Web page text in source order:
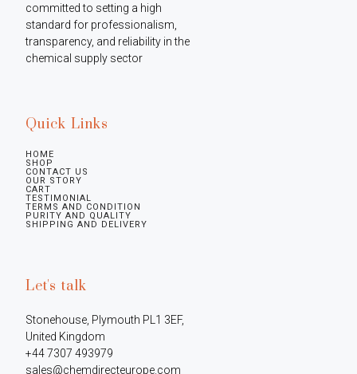
committed to setting a high
standard for professionalism,
transparency, and reliability in the
chemical supply sector
Quick Links
HOME
SHOP
CONTACT US
OUR STORY
CART
TESTIMONIAL
TERMS AND CONDITION
PURITY AND QUALITY
SHIPPING AND DELIVERY
Let's talk
Stonehouse, Plymouth PL1 3EF,
United Kingdom
+44 7307 493979
sales@chemdirecteurope.com